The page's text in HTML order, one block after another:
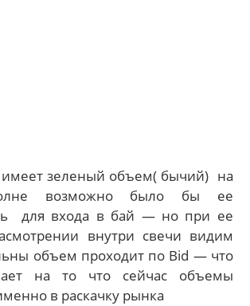
имеет зеленый объем( бычий) на
возможно было бы ее
для входа в бай — но при ее
внутри свечи видим
объем проходит по Bid — что
на то что сейчас объемы
в раскачку рынка